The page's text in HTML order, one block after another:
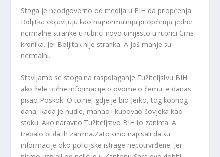
Stoga je neodgovorno od medija u BIH da priopćenja
Boljitka objavljuju kao najnormalnija priopćenja jedne
normalne stranke u rubrici novo umjesto u rubrici Crna
kronika. Jer Boljitak nije stranka. A još manje su
normalni.
Stavljamo se stoga na raspolaganje Tužiteljstvu BIH
ako žele točne informacije o ovome o čemu je danas
pisao Poskok. O tome, gdje je bio Jerko, tog kobnog
dana, kada je nudio, mahao i kupovao čovjeka kao
stoku. Ako naravno Tužiteljstvo BIH to zanima. A
trebalo bi da ih zanima.Zato smo napisali da su
informacije oko policijske istrage nepotrvrđene. Jer